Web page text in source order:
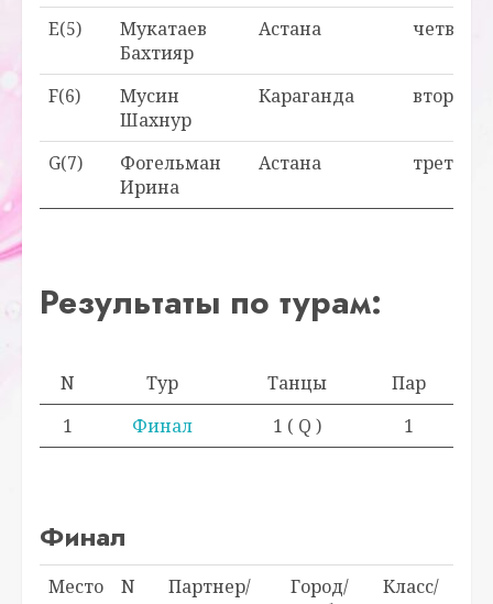
E(5)
Мукатаев
Бахтияр
Астана
F(6)
Мусин
Шахнур
Караганда вторая
G(7)
Фогельман
Ирина
Астана третья
Результаты по турам:
N Тур Танцы
Пар
1
Финал 1 ( Q ) 1
Финал
Место N
Партнер/
Город/
Класс/